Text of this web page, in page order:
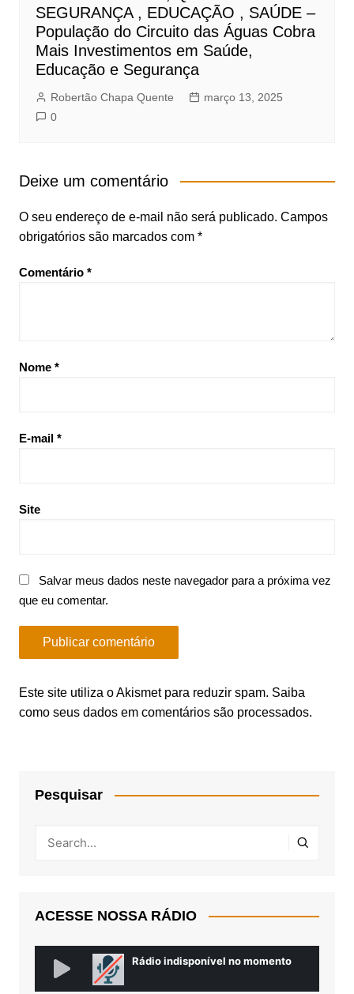
SEGURANÇA , EDUCAÇÃO , SAÚDE –
População do Circuito das Águas Cobra
Mais Investimentos em Saúde,
Educação e Segurança
Robertão Chapa Quente
março 13, 2025
0
Deixe um comentário
O seu endereço de e-mail não será publicado. Campos
obrigatórios são marcados com *
Comentário *
Nome *
E-mail *
Site
Salvar meus dados neste navegador para a próxima vez
que eu comentar.
Este site utiliza o Akismet para reduzir spam. Saiba
como seus dados em comentários são processados.
Pesquisar
ACESSE NOSSA RÁDIO